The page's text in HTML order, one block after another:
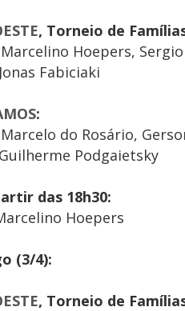
, Torneio de
Hoepers,
Fabiciaki
:
do Rosário,
Podgaietsky
das 18h30:
Hoepers
(3/4):
, Torneio de